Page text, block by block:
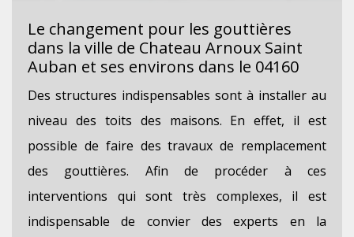
Le changement pour les gouttières
dans la ville de Chateau Arnoux Saint
Auban et ses environs dans le 04160
Des structures indispensables sont à installer au
niveau des toits des maisons. En effet, il est
possible de faire des travaux de remplacement
des gouttières. Afin de procéder à ces
interventions qui sont très complexes, il est
indispensable de convier des experts en la